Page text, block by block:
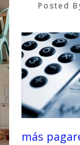
Posted
más